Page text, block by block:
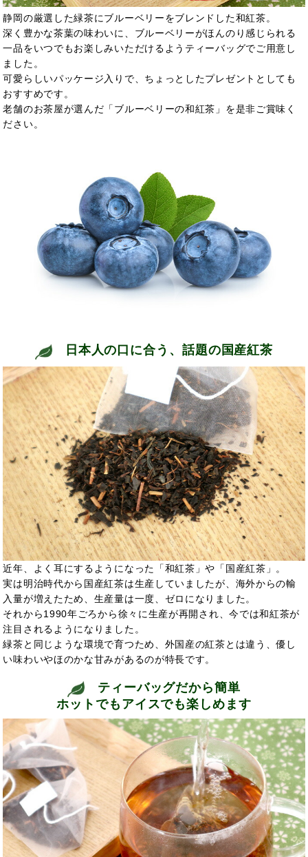
静岡の厳選した緑茶にブルーベリーをブレンドした和紅茶。
深く豊かな茶葉の味わいに、ブルーベリーがほんのり感じられる
一品をいつでもお楽しみいただけるようティーバッグでご用意し
ました。
可愛らしいパッケージ入りで、ちょっとしたプレゼントとしても
おすすめです。
老舗のお茶屋が選んだ「ブルーベリーの和紅茶」を是非ご賞味く
ださい。
日本人の口に合う、話題の国産紅茶
近年、よく耳にするようになった「和紅茶」や「国産紅茶」。
実は明治時代から国産紅茶は生産していましたが、海外からの輸
入量が増えたため、生産量は一度、ゼロになりました。
それから1990年ごろから徐々に生産が再開され、今では和紅茶が
注目されるようになりました。
緑茶と同じような環境で育つため、外国産の紅茶とは違う、優し
い味わいやほのかな甘みがあるのが特長です。
ティーバッグだから簡単
ホットでもアイスでも楽しめます